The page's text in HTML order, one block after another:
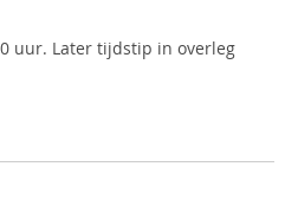
uur. Later tijdstip in overleg